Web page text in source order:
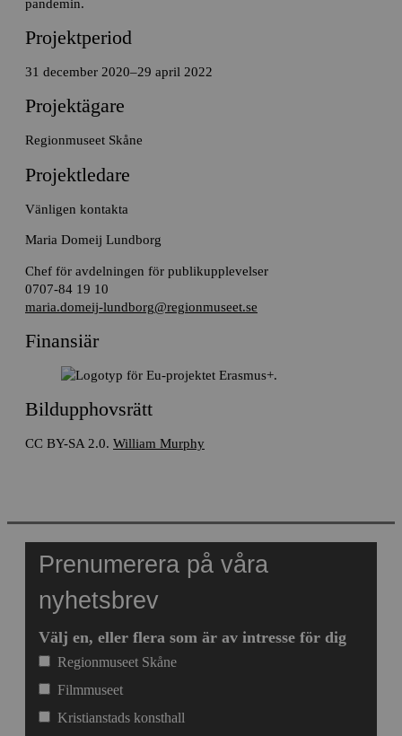
pandemin.
Projektperiod
31 december 2020–29 april 2022
Projektägare
Regionmuseet Skåne
Projektledare
Vänligen kontakta
Maria Domeij Lundborg
Chef för avdelningen för publikupplevelser
0707-84 19 10
maria.domeij-lundborg@regionmuseet.se
Finansiär
Bildupphovsrätt
CC BY-SA 2.0. William Murphy
Prenumerera på våra
nyhetsbrev
Välj en, eller flera som är av intresse för dig
Regionmuseet Skåne
Filmmuseet
Kristianstads konsthall